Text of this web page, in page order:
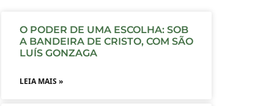
O PODER DE UMA ESCOLHA: SOB
A BANDEIRA DE CRISTO, COM SÃO
LUÍS GONZAGA
LEIA MAIS »